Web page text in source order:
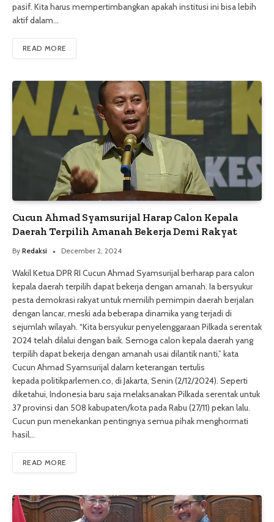
pasif. Kita harus mempertimbangkan apakah institusi ini bisa lebih
aktif dalam…
READ MORE
Cucun Ahmad Syamsurijal Harap Calon Kepala
Daerah Terpilih Amanah Bekerja Demi Rakyat
By Redaksi December 2, 2024
Wakil Ketua DPR RI Cucun Ahmad Syamsurijal berharap para calon
kepala daerah terpilih dapat bekerja dengan amanah. Ia bersyukur
pesta demokrasi rakyat untuk memilih pemimpin daerah berjalan
dengan lancar, meski ada beberapa dinamika yang terjadi di
sejumlah wilayah. “Kita bersyukur penyelenggaraan Pilkada serentak
2024 telah dilalui dengan baik. Semoga calon kepala daerah yang
terpilih dapat bekerja dengan amanah usai dilantik nanti,” kata
Cucun Ahmad Syamsurijal dalam keterangan tertulis
kepada politikparlemen.co, di Jakarta, Senin (2/12/2024). Seperti
diketahui, Indonesia baru saja melaksanakan Pilkada serentak untuk
37 provinsi dan 508 kabupaten/kota pada Rabu (27/11) pekan lalu.
Cucun pun menekankan pentingnya semua pihak menghormati
hasil…
READ MORE